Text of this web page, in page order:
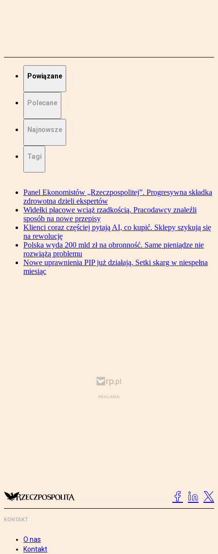
Powiązane
Polecane
Najnowsze
Tagi
Panel Ekonomistów „Rzeczpospolitej”. Progresywna składka
zdrowotna dzieli ekspertów
Widełki płacowe wciąż rzadkością. Pracodawcy znaleźli
sposób na nowe przepisy
Klienci coraz częściej pytają AI, co kupić. Sklepy szykują się
na rewolucję
Polska wyda 200 mld zł na obronność. Same pieniądze nie
rozwiążą problemu
Nowe uprawnienia PIP już działają. Setki skarg w niespełna
miesiąc
KONTAKT
O nas
Kontakt